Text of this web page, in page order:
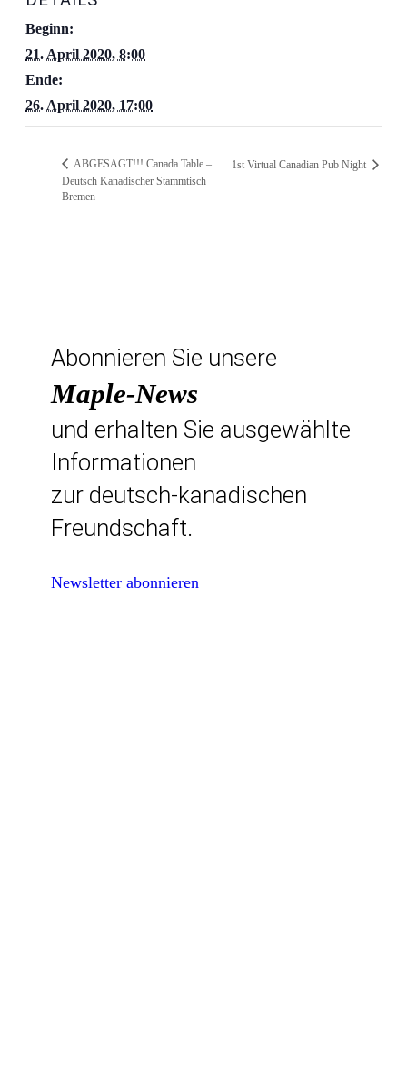
Beginn:
21. April 2020, 8:00
Ende:
26. April 2020, 17:00
ABGESAGT!!! Canada Table –
Deutsch Kanadischer Stammtisch
Bremen
1st Virtual Canadian Pub Night
Abonnieren Sie unsere
Maple-News
und erhalten Sie ausgewählte
Informationen
zur deutsch-kanadischen
Freundschaft.
Newsletter abonnieren